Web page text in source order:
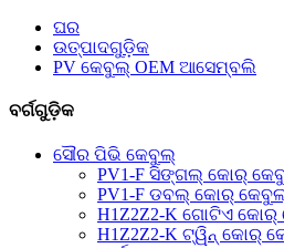
ଘର
ଉତ୍ପାଦଗୁଡ଼ିକ
PV କେବୁଲ୍ OEM ଆସେମ୍ବଲି
ବର୍ଗଗୁଡ଼ିକ
ସୌର ପିଭି କେବୁଲ୍
PV1-F ସିଙ୍ଗଲ୍ କୋର୍
PV1-F ଡବଲ୍ କୋର୍
H1Z2Z2-K ଗୋଟିଏ କୋର୍
H1Z2Z2-K ଟ୍ୱିନ୍ କୋର୍